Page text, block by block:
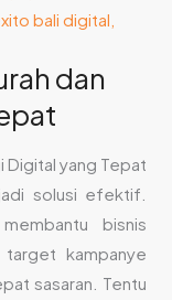
dan
Digital yang Tepat
solusi efektif.
bisnis
target kampanye
sasaran. Tentu